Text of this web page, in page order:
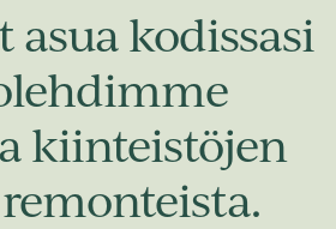
kodissasi
kiinteistöjen